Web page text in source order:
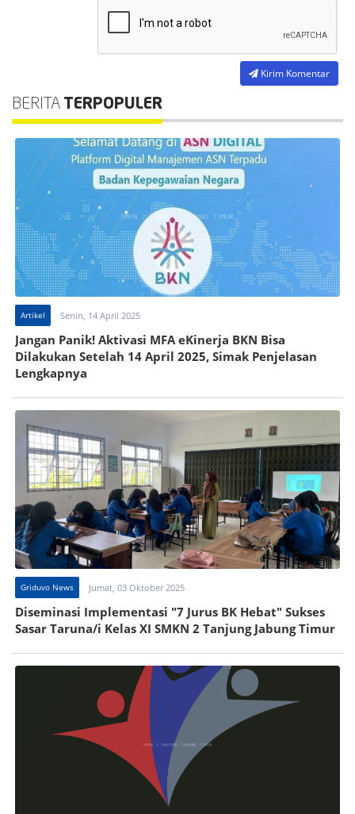
Kirim Komentar
BERITA TERPOPULER
Artikel Senin, 14 April 2025
Jangan Panik! Aktivasi MFA eKinerja BKN Bisa
Dilakukan Setelah 14 April 2025, Simak Penjelasan
Lengkapnya
Griduvo News Jumat, 03 Oktober 2025
Diseminasi Implementasi "7 Jurus BK Hebat" Sukses
Sasar Taruna/i Kelas XI SMKN 2 Tanjung Jabung Timur